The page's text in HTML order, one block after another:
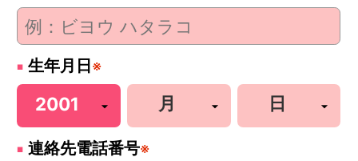
生年月日 ※
連絡先電話番号※